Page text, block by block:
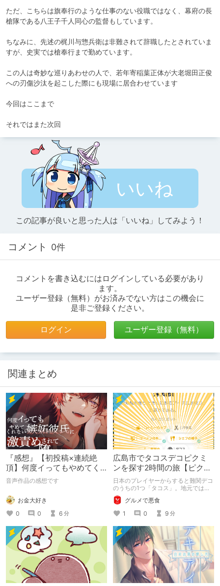
ただ、こちらは旗奉行のような仕事のない役職ではなく、幕府の長
槍隊である八王子千人同心の監督もしています。
ちなみに、先述の梶川与惣兵衛は非難されて辞職したとされていま
すが、史実では槍奉行まで勤めています。
この人は奇妙な巡りあわせの人で、若年寄稲葉正体が大老堀田正俊
への刃傷沙汰を起こした際にも現場に居合わせています
今回はここまで
それではまた次回
いいね
この記事が良いと思った人は「いいね」してみよう！
コメント 0件
コメントを書き込むにはログインしている必要があり
ます。
ユーザー登録（無料）がお済みでない方はこの機会に
是非ご登録ください。
ログイン ユーザー登録（無料）
関連まとめ
『感想』【初投稿×連続絶
頂】何度イってもやめてく
れない嫉妬彼氏に激責めさ
音声作品の感想です
お金大好き
0
0 6 分
広島市でタコスデコピクミ
ンを探す2時間の旅【ピクミ
ンブルーム / Pikmin
Bloom】
日本のプレイヤーからすると難関デコ
のうちの1つ「タコス」。地元では見
つけられなかった男が広島で探す旅を
お送りします。ねくすと5月のテーマ
「お出かけの記録」。
グルメで悪食
1
0 9 分